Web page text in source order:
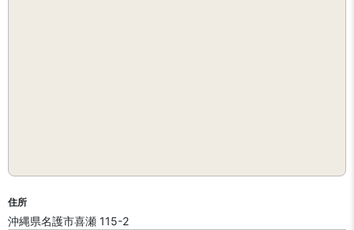
住所
沖縄県名護市喜瀬 115-2